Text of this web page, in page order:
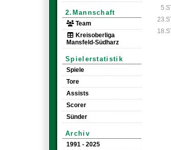
2.Mannschaft
Team
Kreisoberliga
Mansfeld-Südharz
Spielerstatistik
Spiele
Tore
Assists
Scorer
Sünder
Archiv
1991 - 2025